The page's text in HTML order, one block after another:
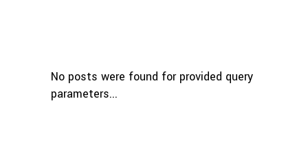
No posts were found for provided query
parameters...